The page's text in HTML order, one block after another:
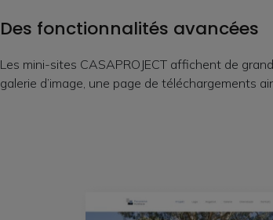
Des fonctionnalités avancées
Les mini-sites CASAPROJECT affichent de
galerie d’image, une page de téléchargements